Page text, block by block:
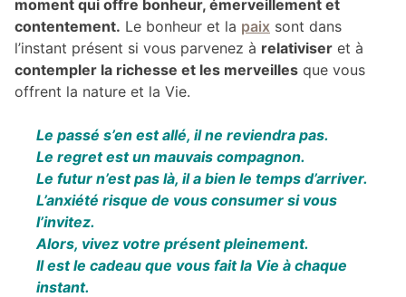
moment qui offre bonheur, émerveillement et
contentement. Le bonheur et la paix sont dans
l’instant présent si vous parvenez à relativiser et à
contempler la richesse et les merveilles que vous
offrent la nature et la Vie.
Le passé s’en est allé, il ne reviendra pas.
Le regret est un mauvais compagnon.
Le futur n’est pas là, il a bien le temps d’arriver.
L’anxiété risque de vous consumer si vous
l’invitez.
Alors, vivez votre présent pleinement.
Il est le cadeau que vous fait la Vie à chaque
instant.